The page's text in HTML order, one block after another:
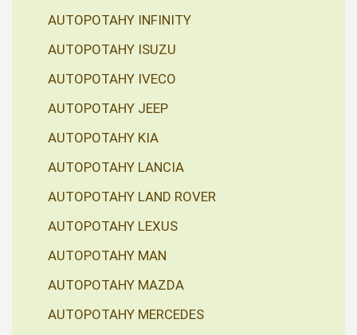
AUTOPOTAHY INFINITY
AUTOPOTAHY ISUZU
AUTOPOTAHY IVECO
AUTOPOTAHY JEEP
AUTOPOTAHY KIA
AUTOPOTAHY LANCIA
AUTOPOTAHY LAND ROVER
AUTOPOTAHY LEXUS
AUTOPOTAHY MAN
AUTOPOTAHY MAZDA
AUTOPOTAHY MERCEDES